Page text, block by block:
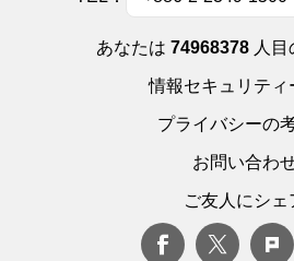
あなたは 74968378 人
情報セキュリティ
プライバシーの
お問い合わ
ご友人にシェ